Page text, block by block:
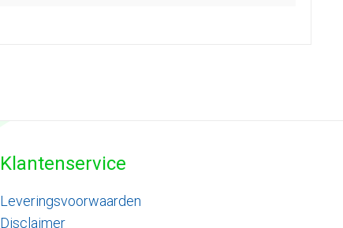
Klantenservice
Leveringsvoorwaarden
Disclaimer